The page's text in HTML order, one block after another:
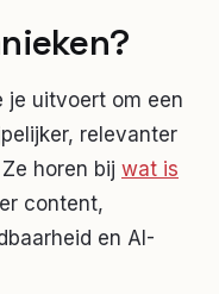
je uitvoert om een
relevanter
horen bij wat is
content,
en AI-